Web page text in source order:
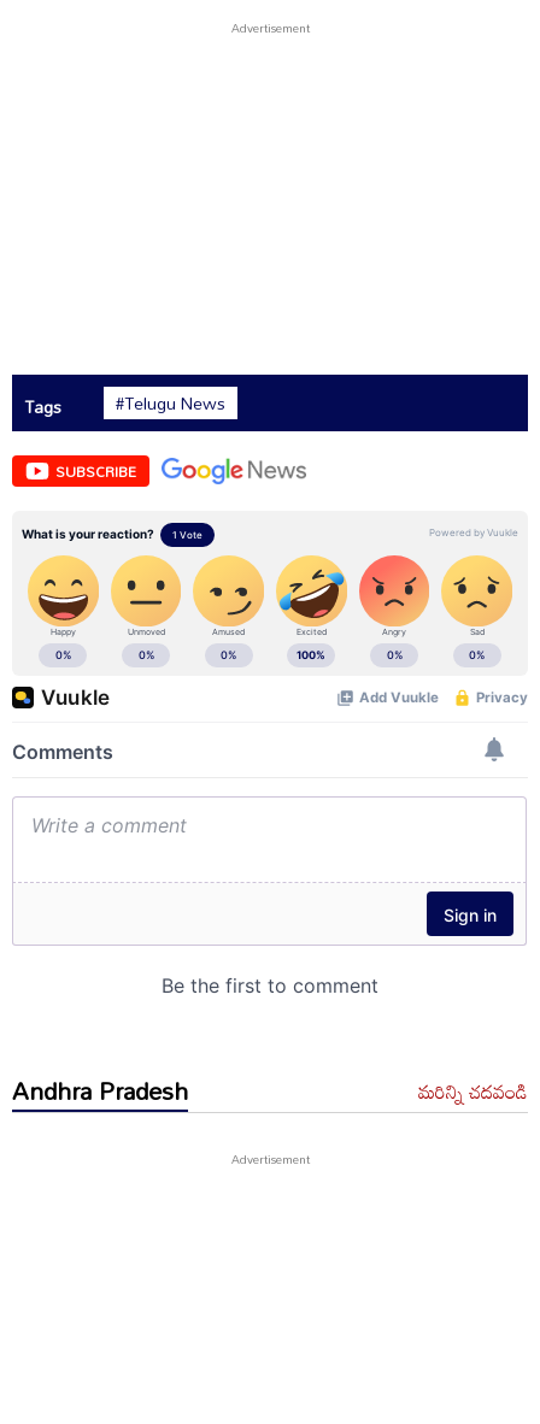
Tags #Telugu News
SUBSCRIBE
Andhra Pradesh మరిన్ని చదవండి